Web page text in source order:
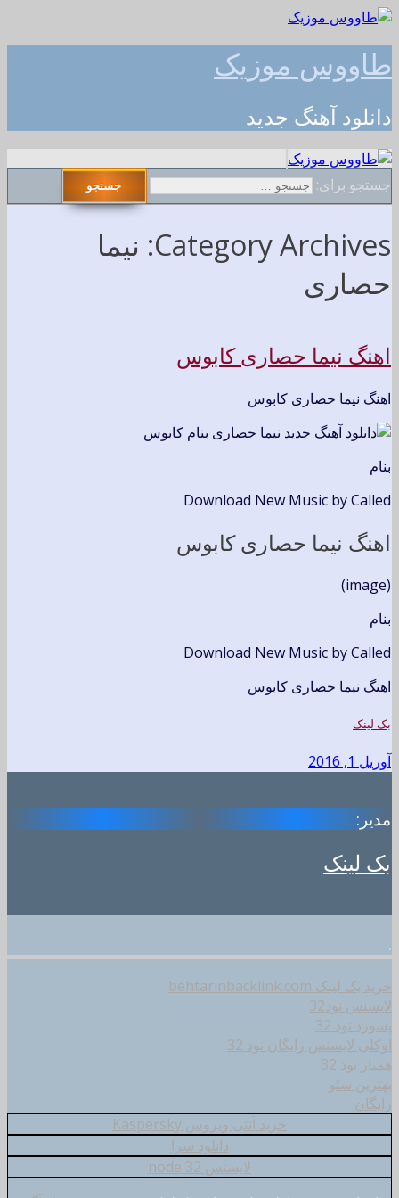
طاووس موزیک
دانلود آهنگ جدید
جستجو برای:
Category Archives: نیما
حصاری
اهنگ نیما حصاری کابوس
اهنگ نیما حصاری کابوس
بنام
Download New Music by Called
اهنگ نیما حصاری کابوس
(image)
بنام
Download New Music by Called
اهنگ نیما حصاری کابوس
بک لینک
آوریل 1, 2016
مدیر:
بک لینک
.
خرید بک لینک behtarinbacklink.com
لایسنس نود32
پسورد نود 32
اوکلی لایسنس رایگان نود 32
همیار نود 32
بهترین سئو
رایگان
خرید آنتی ویروس Kaspersky
دانلود سرا
لایسنس node 32